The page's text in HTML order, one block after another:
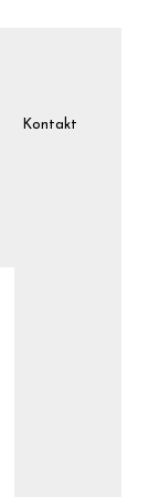
Kontakt